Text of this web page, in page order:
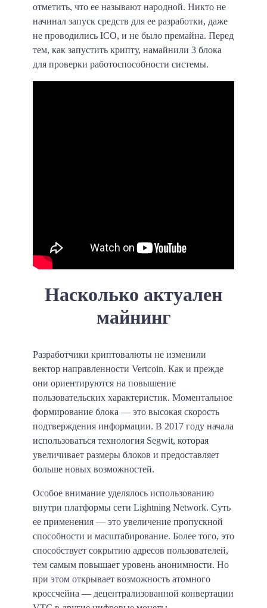
отметить, что ее называют народной. Никто не
начинал запуск средств для ее разработки, даже
не проводились ICO, и не было премайна. Перед
тем, как запустить крипту, намайнили 3 блока
для проверки работоспособности системы.
Насколько актуален
майнинг
Разработчики криптовалюты не изменили
вектор направленности Vertcoin. Как и прежде
они ориентируются на повышение
пользовательских характеристик. Моментальное
формирование блока — это высокая скорость
подтверждения информации. В 2017 году начала
использоваться технология Segwit, которая
увеличивает размеры блоков и предоставляет
больше новых возможностей.
Особое внимание уделялось использованию
внутри платформы сети Lightning Network. Суть
ее применения — это увеличение пропускной
способности и масштабирование. Более того, это
способствует сокрытию адресов пользователей,
тем самым повышает уровень анонимности. Но
при этом открывает возможность атомного
кроссчейна — децентрализованной конвертации